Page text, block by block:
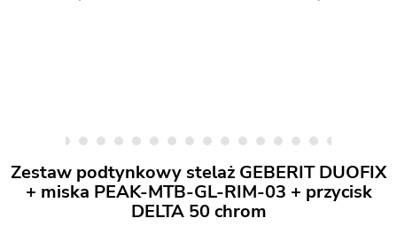
Zestaw podtynkowy stelaż GEBERIT DUOFIX
+ miska PEAK-MTB-GL-RIM-03 + przycisk
DELTA 50 chrom